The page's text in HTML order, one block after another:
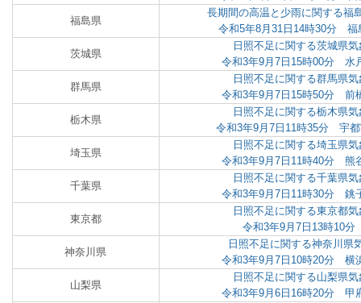
福島県
長期間の高温と少雨に関する
令和5年8月31日14時30分 福
茨城県
日照不足に関する茨城県
令和3年9月7日15時00分 水
群馬県
日照不足に関する群馬県
令和3年9月7日15時50分 前
栃木県
日照不足に関する栃木県
令和3年9月7日11時35分 宇
埼玉県
日照不足に関する埼玉県
令和3年9月7日11時40分 熊
千葉県
日照不足に関する千葉県
令和3年9月7日11時30分 銚
東京都
日照不足に関する東京都
令和3年9月7日13時10
神奈川県
日照不足に関する神奈川
令和3年9月7日10時20分 横
山梨県
日照不足に関する山梨県
令和3年9月6日16時20分 甲